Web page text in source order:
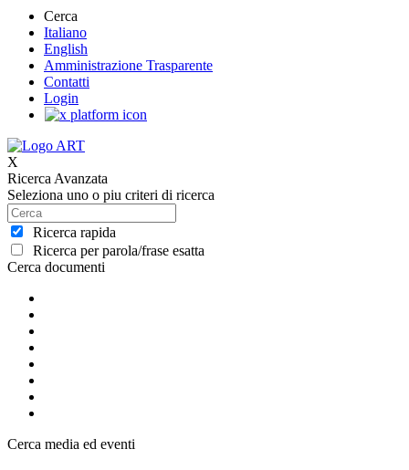
Cerca
Italiano
English
Amministrazione Trasparente
Contatti
Login
X
Ricerca Avanzata
Seleziona uno o piu criteri di ricerca
Ricerca rapida
Ricerca per parola/frase esatta
Cerca documenti
Cerca media ed eventi